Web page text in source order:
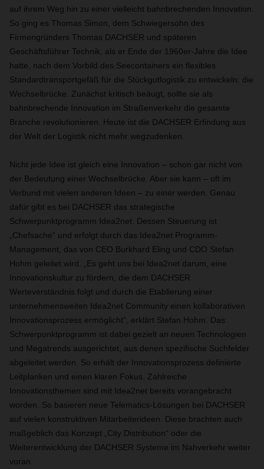
auf ihrem Weg hin zu einer vielleicht bahnbrechenden Innovation.
So ging es Thomas Simon, dem Schwiegersohn des
Firmengründers Thomas DACHSER und späteren
Geschäftsführer Technik, als er Ende der 1960er-Jahre die Idee
hatte, nach dem Vorbild des Seecontainers ein flexibles
Standardtransportgefäß für die Stückgutlogistik zu entwickeln: die
Wechselbrücke. Zunächst kritisch beäugt, sollte sie als
bahnbrechende Innovation im Straßenverkehr die gesamte
Branche revolutionieren. Heute ist die DACHSER Erfindung aus
der Welt der Logistik nicht mehr wegzudenken.
Nicht jede Idee ist gleich eine Innovation – schon gar nicht von
der Bedeutung einer Wechselbrücke. Aber sie kann – oft im
Verbund mit vielen anderen Ideen – zu einer werden. Genau
dafür gibt es bei DACHSER das strategische
Schwerpunktprogramm Idea2net. Dessen Steuerung ist
„Chefsache“ und erfolgt durch das Idea2net Programm-
Management, das von CEO Burkhard Eling und CDO Stefan
Hohm geleitet wird. „Es geht uns bei Idea2net darum, eine
Innovationskultur zu fördern, die dem DACHSER
Werteverständnis folgt und durch die Etablierung einer
unternehmensweiten Idea2net Community einen kollaborativen
Innovationsprozess ermöglicht“, erklärt Stefan Hohm. Das
Schwerpunktprogramm ist dabei gezielt an neuen Technologien
und Megatrends ausgerichtet, aus denen spezifische Suchfelder
abgeleitet werden. So erhält der Innovationsprozess definierte
Leitplanken und einen klaren Fokus. Zahlreiche
Innovationsthemen sind mit Idea2net bereits vorangebracht
worden. So basieren neue Telematics-Lösungen bei DACHSER
auf vielen konstruktiven Mitarbeiterideen. Diese brachten auch
maßgeblich das Konzept „City Distribution“ oder die
Weiterentwicklung der DACHSER Systeme im Nahverkehr weiter
voran.